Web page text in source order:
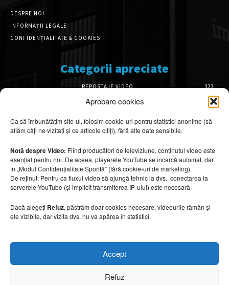
Aprobare cookies
Ca să îmbunătățim site-ul, folosim cookie-uri pentru statistici anonime (să
aflăm câți ne vizitați și ce articole citiți), fără alte date sensibile.
Notă despre Video: Fiind producători de televiziune, conținutul video este
esențial pentru noi. De aceea, playerele YouTube se încarcă automat, dar
în „Modul Confidențialitate Sporită” (fără cookie-uri de marketing).
De reținut: Pentru ca fluxul video să ajungă tehnic la dvs., conectarea la
serverele YouTube (și implicit transmiterea IP-ului) este necesară.
Dacă alegeți Refuz, păstrăm doar cookies necesare, videourile rămân și
ele vizibile, dar vizita dvs. nu va apărea în statistici.
Accept
Refuz
DESPRE NOI
INFORMAȚII LEGALE
CONFIDENȚIALITATE & COOKIES
Categorii apreciate
REPORTAJE VIDEO
323
AMENAJĂRI INTERIOARE
126
DESIGN INTERIOR
64
ARHITECTURĂ & DESIGN
OPINII & ANALIZE
43
Articole recomandate
Cele mai impresionante cabane moderne
7 august 2026
Ouse Valley Viaduct, construcția care
7 august 2026